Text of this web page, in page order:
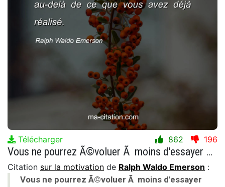
Télécharger 862 196
Vous ne pourrez Ã©voluer Ã moins d'essayer d'accomplir quel que chose au-delÃ de ce que vous avez dÃ©jÃ rÃ©alisÃ©.
Citation sur la motivation de Ralph Waldo Emerson :
Vous ne pourrez Ã©voluer Ã moins d'essayer